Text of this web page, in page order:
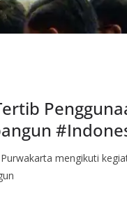
mengikuti